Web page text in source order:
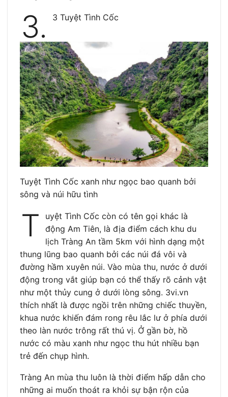
3. 3 Tuyệt Tình Cốc
Tuyệt Tình Cốc xanh như ngọc bao quanh bởi
sông và núi hữu tình
T
uyệt Tình Cốc còn có tên gọi khác là
động Am Tiên, là địa điểm cách khu du
lịch Tràng An tầm 5km với hình dạng một
thung lũng bao quanh bởi các núi đá vôi và
đường hầm xuyên núi. Vào mùa thu, nước ở dưới
động trong vắt giúp bạn có thể thấy rõ cảnh vật
như một thủy cung ở dưới lòng sông. 3vi.vn
thích nhất là được ngồi trên những chiếc thuyền,
khua nước khiến đám rong rêu lắc lư ở phía dưới
theo làn nước trông rất thú vị. Ở gần bờ, hồ
nước có màu xanh như ngọc thu hút nhiều bạn
trẻ đến chụp hình.
Tràng An mùa thu luôn là thời điểm hấp dẫn cho
những ai muốn thoát ra khỏi sự bận rộn của